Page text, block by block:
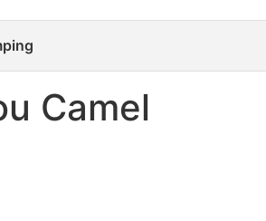
Camel